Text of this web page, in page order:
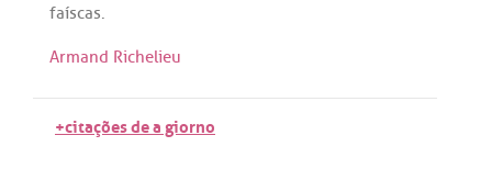
faíscas.
Armand Richelieu
+citações de a giorno